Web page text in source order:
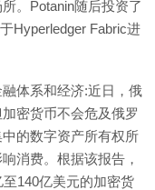
。Potanin随后投资了
Hyperledger Fabric进
体系和经济:近日，俄
密货币不会危及俄罗
的数字资产所有权所
消费。根据该报告，
140亿美元的加密货